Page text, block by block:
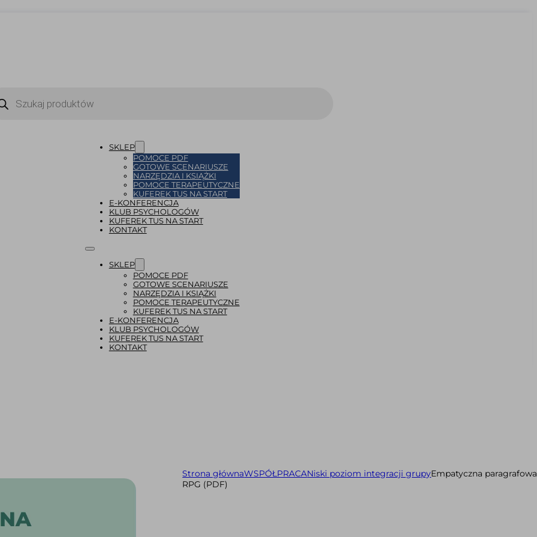
SKLEP
POMOCE PDF
GOTOWE SCENARIUSZE
NARZĘDZIA I KSIĄŻKI
POMOCE TERAPEUTYCZNE
KUFEREK TUS NA START
E-KONFERENCJA
KLUB PSYCHOLOGÓW
KUFEREK TUS NA START
KONTAKT
SKLEP
POMOCE PDF
GOTOWE SCENARIUSZE
NARZĘDZIA I KSIĄŻKI
POMOCE TERAPEUTYCZNE
KUFEREK TUS NA START
E-KONFERENCJA
KLUB PSYCHOLOGÓW
KUFEREK TUS NA START
KONTAKT
Strona głównaWSPÓŁPRACANiski poziom integracji grupyEmpatyczna
RPG (PDF)